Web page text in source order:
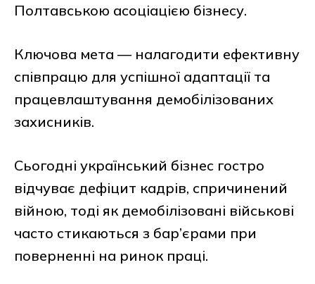
Полтавською асоціацією бізнесу.
Ключова мета — налагодити ефективну
співпрацю для успішної адаптації та
працевлаштування демобілізованих
захисників.
Сьогодні український бізнес гостро
відчуває дефіцит кадрів, спричинений
війною, тоді як демобілізовані військові
часто стикаються з бар’єрами при
поверненні на ринок праці.